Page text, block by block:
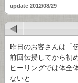
update 2012/08/29
昨日のお客さんは「
前回伝授してから初
ヒーリングでは体全
ないと